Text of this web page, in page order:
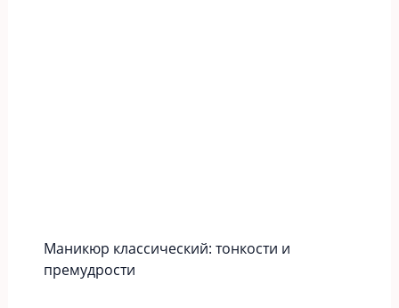
Маникюр классический: тонкости и
премудрости